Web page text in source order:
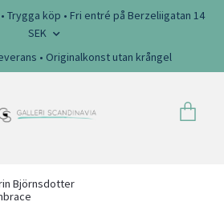
Trygga köp • Fri entré på Berzeliigatan 14
SEK
• Originalkonst utan krångel
Björnsdotter